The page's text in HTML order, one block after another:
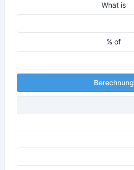
What is
% of
Berechnung